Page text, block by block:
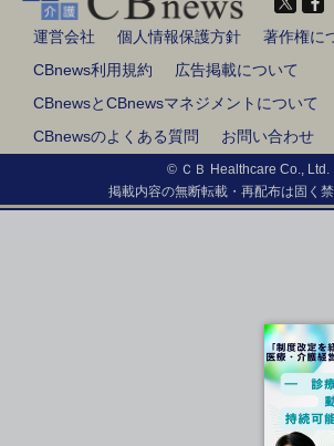
運営会社 個人情報保護方針
著作権に
CBnews利用規約
広告掲載について
CBnewsとCBnewsマネジメントについて
CBnewsのよくある質問
お問い合わせ
© ＣＢ Healthcare Co., Ltd.
掲載内容の無断転載・再配布は固く禁